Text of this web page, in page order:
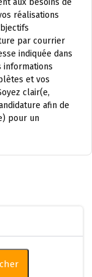
aux besoins de
réalisations
par courrier
indiquée dans
informations
et vos
clair(e,
afin de
pour un